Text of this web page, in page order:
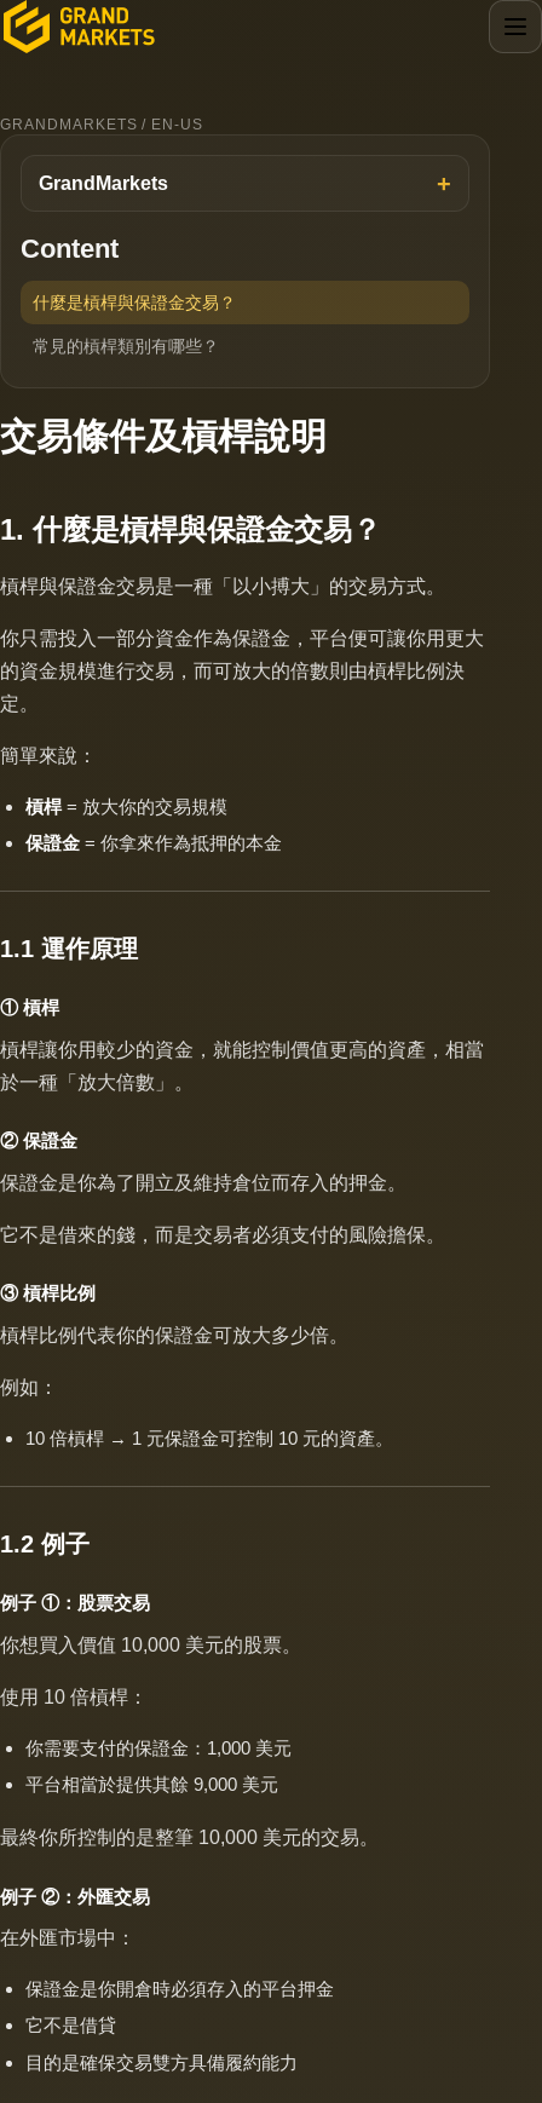
GRANDMARKETS / EN-US
GrandMarkets
Content
什麼是槓桿與保證金交易？
常見的槓桿類別有哪些？
交易條件及槓桿說明
1. 什麼是槓桿與保證金交易？
槓桿與保證金交易是一種「以小搏大」的交易方式。
你只需投入一部分資金作為保證金，平台便可讓你用更大
的資金規模進行交易，而可放大的倍數則由槓桿比例決
定。
簡單來說：
槓桿= 放大你的交易規模
保證金 = 你拿來作為抵押的本金
1.1 運作原理
① 槓桿
槓桿讓你用較少的資金，就能控制價值更高的資產，相當
於一種「放大倍數」。
② 保證金
保證金是你為了開立及維持倉位而存入的押金。
它不是借來的錢，而是交易者必須支付的風險擔保。
③ 槓桿比例
槓桿比例代表你的保證金可放大多少倍。
例如：
10 倍槓桿 → 1 元保證金可控制 10 元的資產。
1.2 例子
例子 ①：股票交易
你想買入價值 10,000 美元的股票。
使用 10 倍槓桿：
你需要支付的保證金：1,000 美元
平台相當於提供其餘 9,000 美元
最終你所控制的是整筆 10,000 美元的交易。
例子 ②：外匯交易
在外匯市場中：
保證金是你開倉時必須存入的平台押金
它不是借貸
目的是確保交易雙方具備履約能力